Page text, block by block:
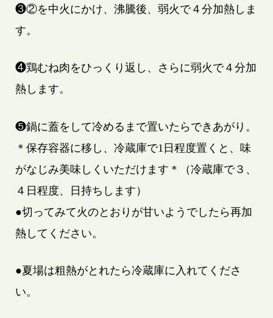
❸②を中火にかけ、沸騰後、弱火で４分加熱しま
す。
❹鶏むね肉をひっくり返し、さらに弱火で４分加
熱します。
❺鍋に蓋をして冷めるまで置いたらできあがり。
＊保存容器に移し、冷蔵庫で1日程度置くと、味
がなじみ美味しくいただけます＊（冷蔵庫で３、
４日程度、日持ちします）
●切ってみて火のとおりが甘いようでしたら再加
熱してください。
●夏場は粗熱がとれたら冷蔵庫に入れてくださ
い。